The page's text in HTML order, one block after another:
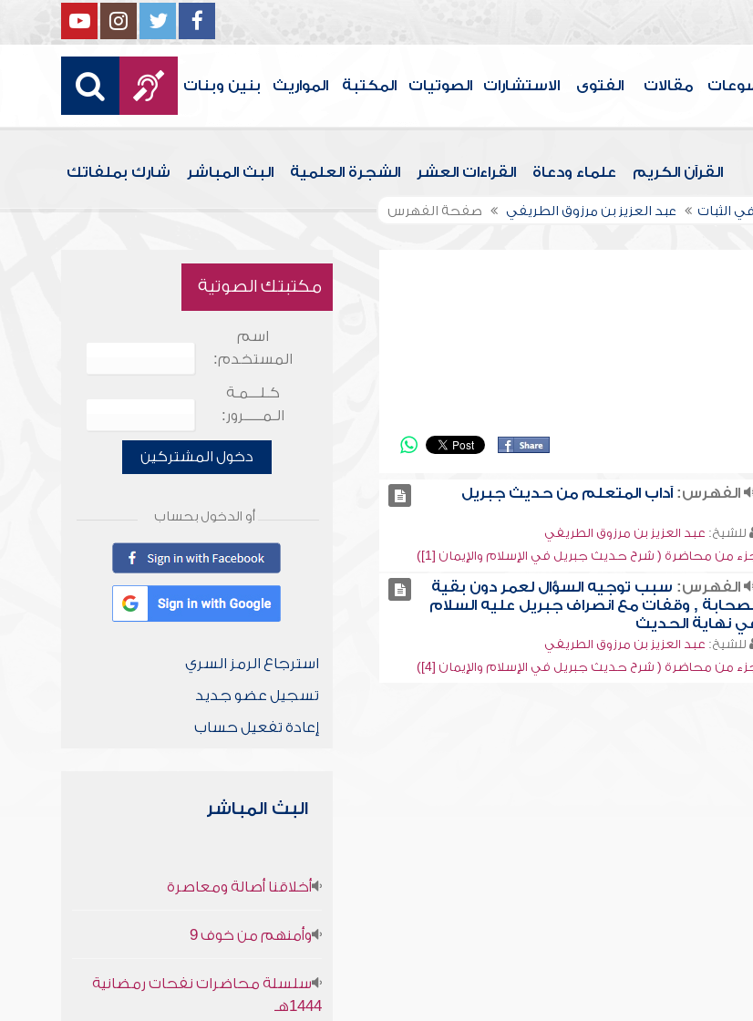
مقالات الفتوى الاستشارات الصوتيات المكتبة المواريث بنين وبنات
القرآن الكريم علماء ودعاة القراءات العشر الشجرة العلمية البث المباشر شارك بملفاتك
الثبات عبد العزيز بن مرزوق الطريفي صفحة الفهرس
الفهرس: آداب المتعلم من حديث جبريل
للشيخ: عبد العزيز بن مرزوق الطريفي
من محاضرة ( شرح حديث جبريل في الإسلام والإيمان [1])
الفهرس: سبب توجيه السؤال لعمر دون بقية
, وقفات مع انصراف جبريل عليه السلام
نهاية الحديث
للشيخ: عبد العزيز بن مرزوق الطريفي
من محاضرة ( شرح حديث جبريل في الإسلام والإيمان [4])
مكتبتك الصوتية
اسم
المستخدم:
كـلـــمـة
الـمـــــرور:
دخول المشتركين
أو الدخول بحساب
استرجاع الرمز السري
تسجيل عضو جديد
إعادة تفعيل حساب
البث المباشر
أخلاقنا أصالة ومعاصرة
وأمنهم من خوف 9
سلسلة محاضرات نفحات رمضانية
1444هـ